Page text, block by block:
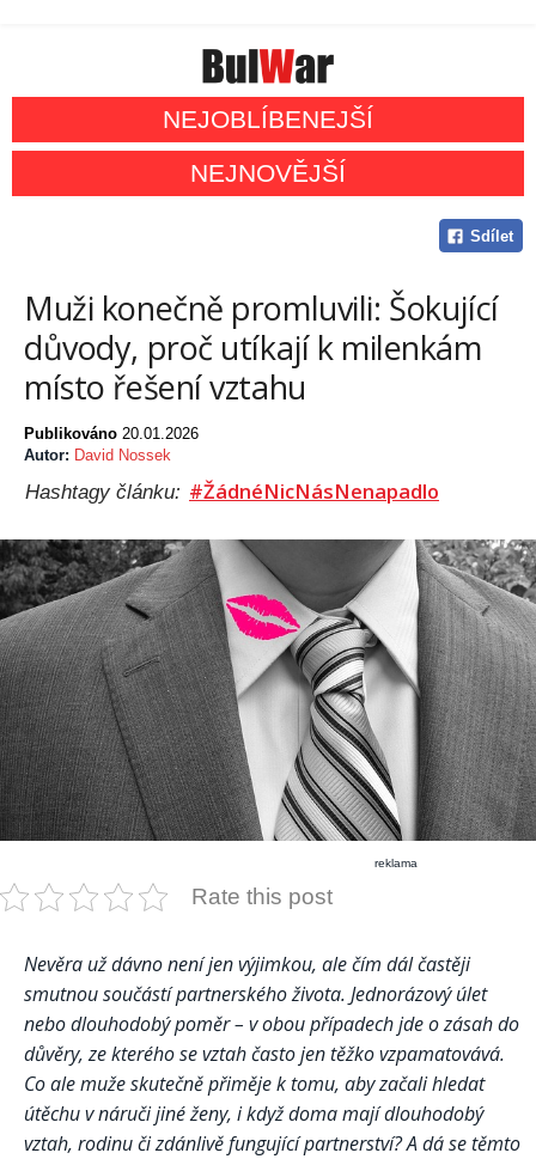
NEJOBLÍBENEJŠÍ
NEJNOVĚJŠÍ
Sdílet
Muži konečně promluvili: Šokující
důvody, proč utíkají k milenkám
místo řešení vztahu
Publikováno 20.01.2026
Autor: David Nossek
Hashtagy článku: #ŽádnéNicNásNenapadlo
reklama
Rate this post
Nevěra už dávno není jen výjimkou, ale čím dál častěji
smutnou součástí partnerského života. Jednorázový úlet
nebo dlouhodobý poměr – v obou případech jde o zásah do
důvěry, ze kterého se vztah často jen těžko vzpamatovává.
Co ale muže skutečně přiměje k tomu, aby začali hledat
útěchu v náruči jiné ženy, i když doma mají dlouhodobý
vztah, rodinu či zdánlivě fungující partnerství? A dá se těmto